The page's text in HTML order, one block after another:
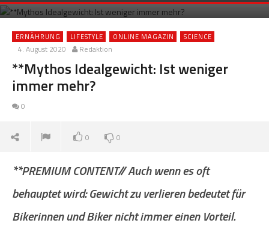
ERNÄHRUNG LIFESTYLE ONLINE MAGAZIN SCIENCE
4. August 2020 Redaktion
**Mythos Idealgewicht: Ist weniger
immer mehr?
0
0 0
**PREMIUM CONTENT// Auch wenn es oft
behauptet wird: Gewicht zu verlieren bedeutet für
Bikerinnen und Biker nicht immer einen Vorteil.